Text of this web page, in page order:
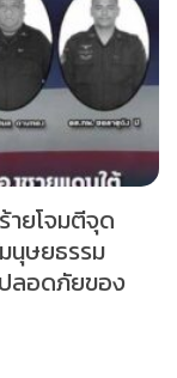
ายโจมตีจุด
นุษยธรรม
ลอดภัยของ